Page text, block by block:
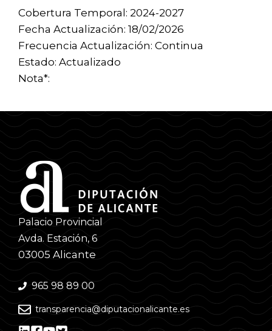
Cobertura Temporal: 2024-2027
Fecha Actualización: 18/02/2026
Frecuencia Actualización: Continua
Estado: Actualizado
Nota*:
Palacio Provincial
Avda. Estación, 6
03005 Alicante
965 98 89 00
transparencia@diputacionalicante.es